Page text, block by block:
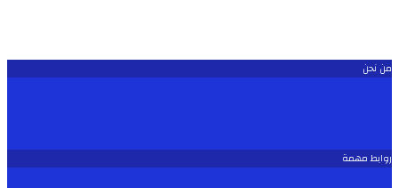
من نحن
روابط مهمة